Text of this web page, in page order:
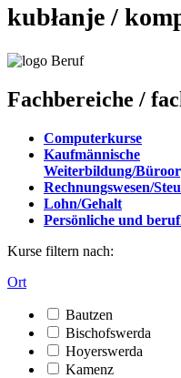
kubłanje /
Fachbereiche /
Computerkurse
Kaufmännische
Weiterbildung/
Rechnungswesen/
Lohn/Gehalt
Persönliche und
Kurse filtern nach:
Ort
Bautzen
Bischofswerda
Hoyerswerda
Kamenz